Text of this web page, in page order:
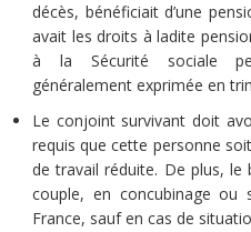
décès, bénéficiait d’une
avait les droits à ladite
à la Sécurité sociale
généralement exprimée en
Le conjoint survivant doit
requis que cette personne
de travail réduite. De plus, le
couple, en concubinage
France, sauf en cas de